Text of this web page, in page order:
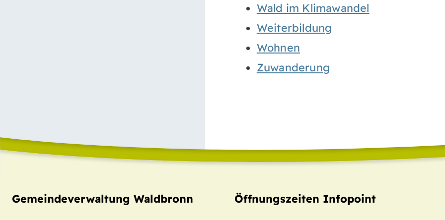
Wald im Klimawandel
Weiterbildung
Wohnen
Zuwanderung
Gemeindeverwaltung Waldbronn Öffnungszeiten Infopoint